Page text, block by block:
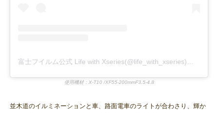
使用機材：X-T10 /XF55-200mmF3.5-4.8
並木道のイルミネーションと車、路面電車のライトが合わさり、輝か